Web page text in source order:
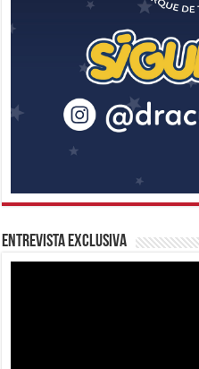
Entrevista Exclusiva